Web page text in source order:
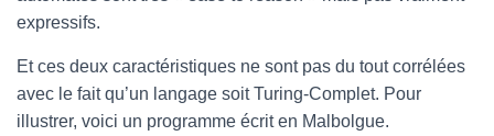
expressifs.
Et ces deux caractéristiques ne sont pas du tout corrélées
avec le fait qu’un langage soit Turing-Complet. Pour
illustrer, voici un programme écrit en Malbolgue.